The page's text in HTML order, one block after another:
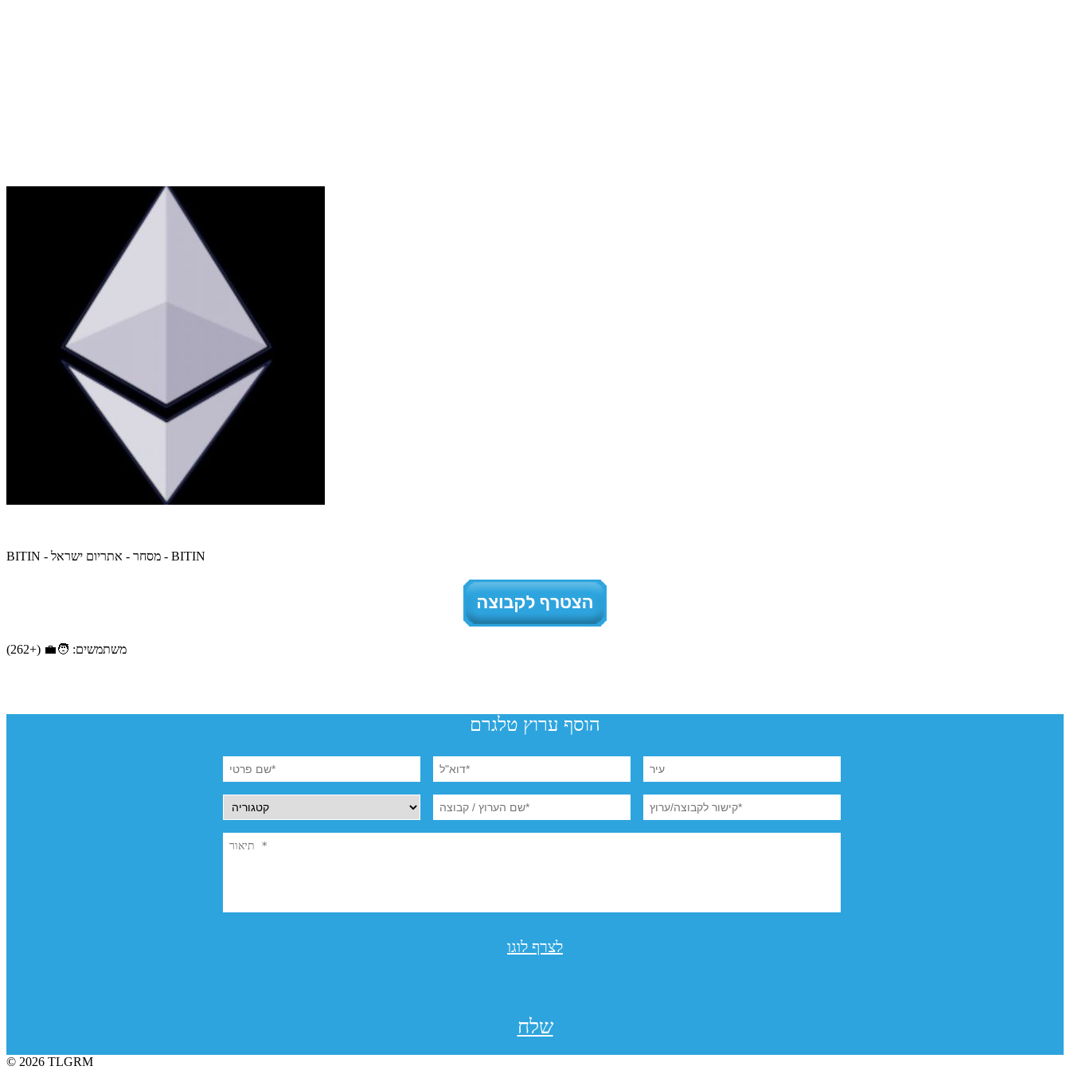
BITIN - מסחר - אתריום ישראל - BITIN
משתמשים: 🧑‍💼 (+262)
הוסף ערוץ טלגרם
לצרף לוגו
שלח
© 2026 TLGRM